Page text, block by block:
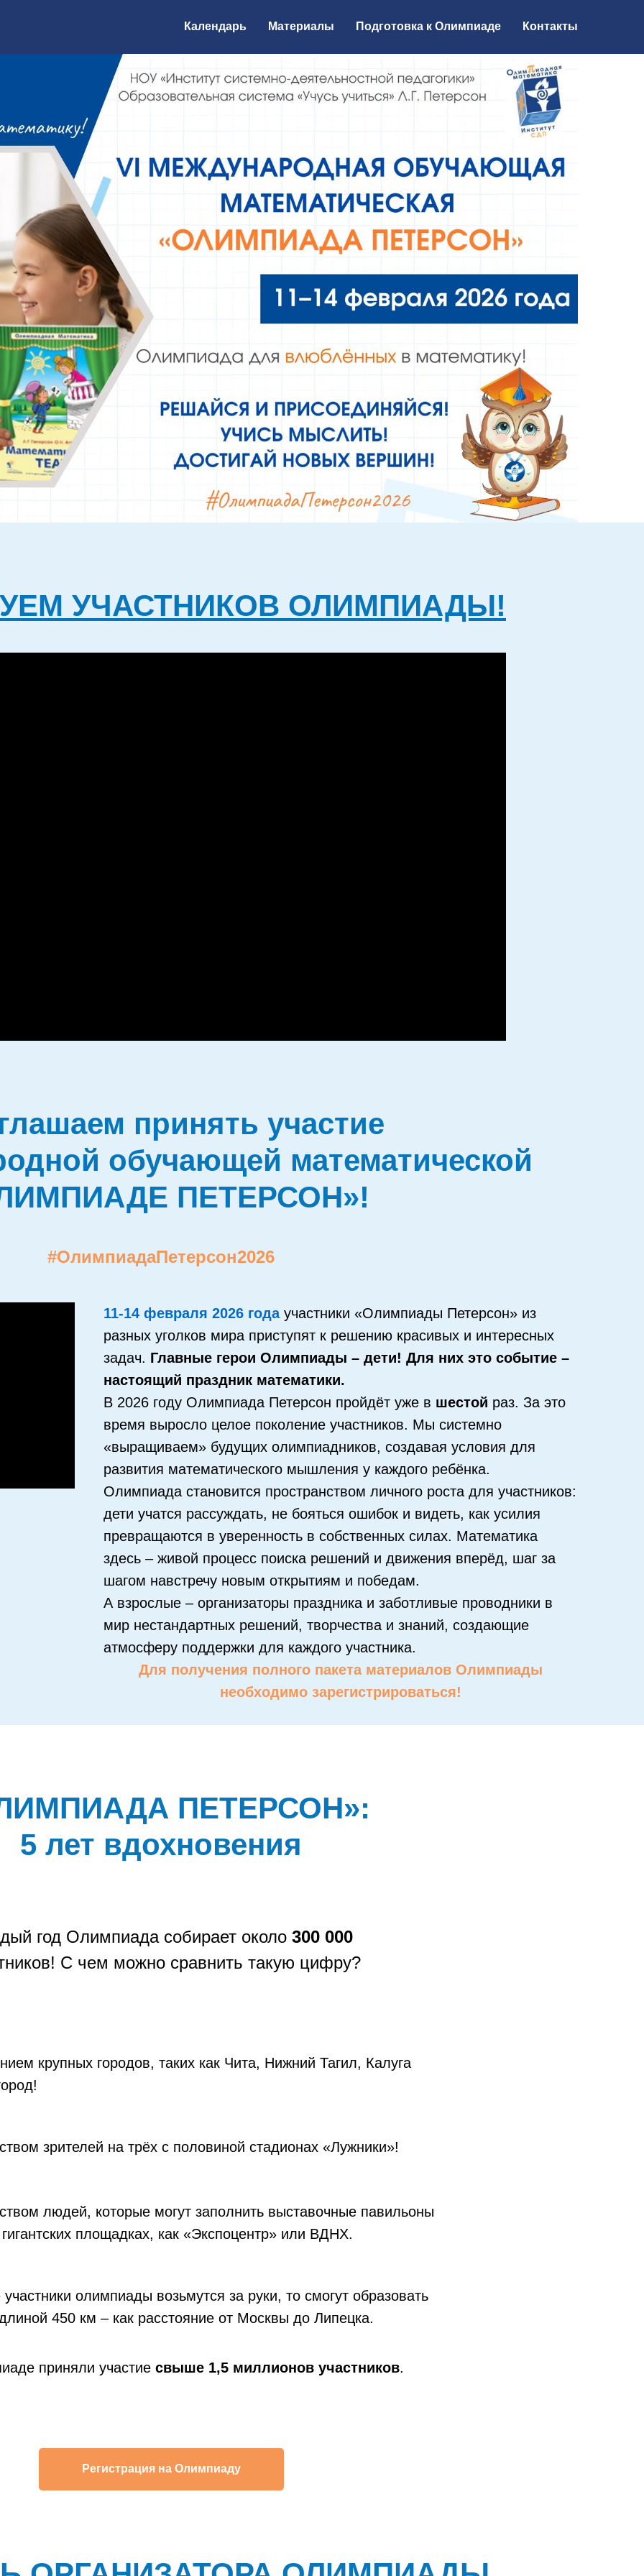
Календарь Материалы Подготовка к Олимпиаде Контакты
УЧАСТНИКОВ ОЛИМПИАДЫ!
принять участие
обучающей математической
ПЕТЕРСОН»!
#ОлимпиадаПетерсон2026
11-14 февраля 2026 годаучастники «Олимпиады Петерсон» из
разных уголков мира приступят к решению красивых и интересных
задач. Главные герои Олимпиады – дети! Для них это событие –
настоящий праздник математики.
В 2026 году Олимпиада Петерсон пройдёт уже в шестой раз. За это
время выросло целое поколение участников. Мы системно
«выращиваем» будущих олимпиадников, создавая условия для
развития математического мышления у каждого ребёнка.
Олимпиада становится пространством личного роста для участников:
дети учатся рассуждать, не бояться ошибок и видеть, как усилия
превращаются в уверенность в собственных силах. Математика
здесь – живой процесс поиска решений и движения вперёд, шаг за
шагом навстречу новым открытиям и победам.
А взрослые – организаторы праздника и заботливые проводники в
мир нестандартных решений, творчества и знаний, создающие
атмосферу поддержки для каждого участника.
Для получения полного пакета материалов Олимпиады
необходимо зарегистрироваться!
ПЕТЕРСОН»:
5 лет вдохновения
год Олимпиада собирает около 300 000
С чем можно сравнить такую цифру?
крупных городов, таких как Чита, Нижний Тагил, Калуга
зрителей на трёх с половиной стадионах «Лужники»!
людей, которые могут заполнить выставочные павильоны
гигантских площадках, как «Экспоцентр» или ВДНХ.
олимпиады возьмутся за руки, то смогут образовать
450 км – как расстояние от Москвы до Липецка.
приняли участие свыше 1,5 миллионов участников.
Регистрация на Олимпиаду